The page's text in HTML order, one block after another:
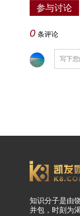
参与讨论
0 条评论
知识分子是由
并包，时刻为